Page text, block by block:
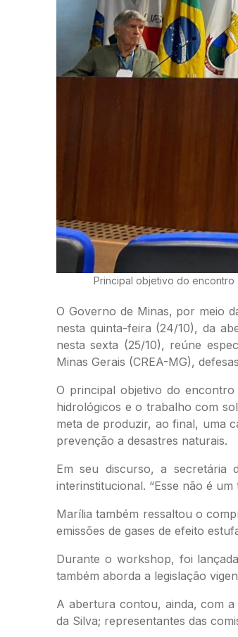
Principal objetivo do
O Governo de Minas, por meio
nesta quinta-feira (24/10), da
nesta sexta (25/10), reúne
Minas Gerais (CREA-MG),
O principal objetivo do
hidrológicos e o trabalho com
meta de produzir, ao final, uma
prevenção a desastres naturais.
Em seu discurso, a secretária
interinstitucional. “Esse não é
Marília também ressaltou o
emissões de gases de efeito
Durante o workshop, foi
também aborda a legislação
A abertura contou, ainda, com a
da Silva; representantes das